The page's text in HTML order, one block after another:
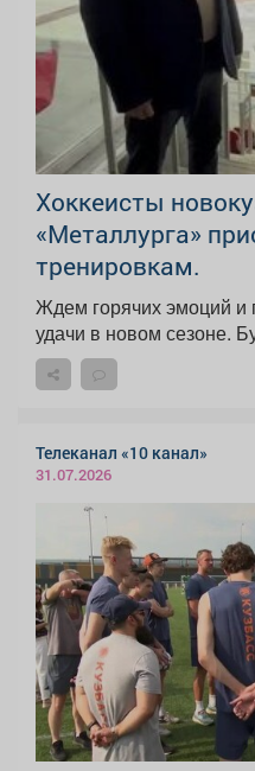
Хоккеисты
«Металлурга»
тренировкам.
Ждем горячих эмоций и
Телеканал «10 канал»
31.07.2026